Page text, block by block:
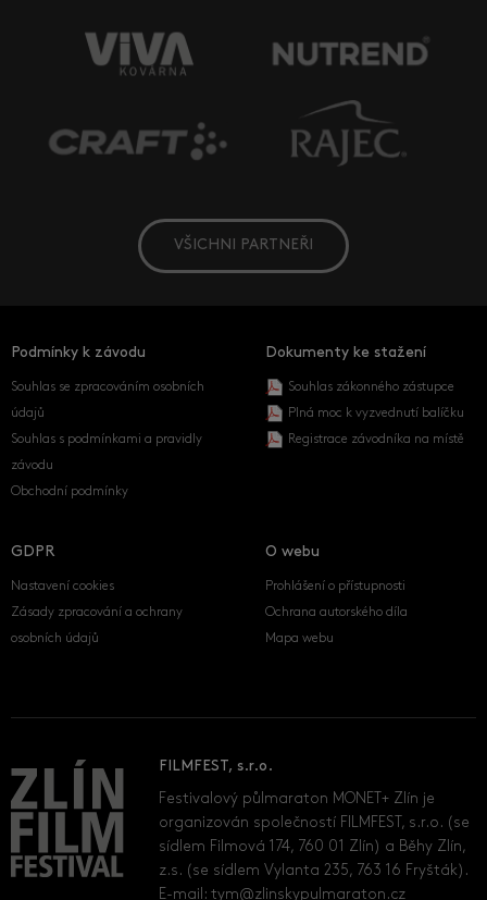
VŠICHNI PARTNEŘI
Podmínky k závodu
Souhlas se zpracováním osobních
údajů
Souhlas s podmínkami a pravidly
závodu
Obchodní podmínky
Dokumenty ke stažení
Souhlas zákonného zástupce
Plná moc k vyzvednutí balíčku
Registrace závodníka na místě
GDPR
Nastavení cookies
Zásady zpracování a ochrany
osobních údajů
O webu
Prohlášení o přístupnosti
Ochrana autorského díla
Mapa webu
FILMFEST, s.r.o.
Festivalový půlmaraton MONET+ Zlín je
organizován společností FILMFEST, s.r.o. (se
sídlem Filmová 174, 760 01 Zlín) a Běhy Zlín,
z.s. (se sídlem Vylanta 235, 763 16 Fryšták).
E-mail:tym@zlinskypulmaraton.cz